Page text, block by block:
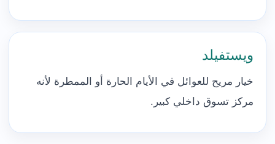
ويستفيلد
خيار مريح للعوائل في الأيام الحارة أو الممطرة لأنه
مركز تسوق داخلي كبير.